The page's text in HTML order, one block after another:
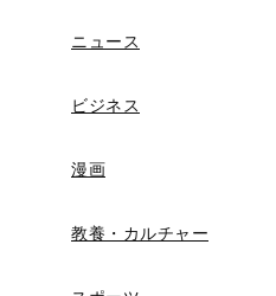
ニュース
ビジネス
漫画
教養・カルチャー